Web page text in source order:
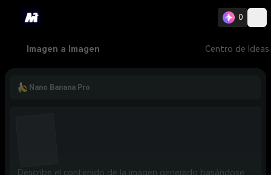
0
Imagen a Imagen Centro de Ideas
Nano Banana Pro